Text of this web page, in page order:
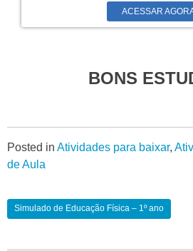
ACESSAR
BONS
Posted in Atividades para baixar,
de Aula
Simulado de Educação Física – 1º ano